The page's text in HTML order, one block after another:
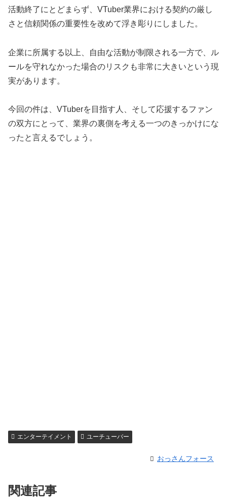
活動終了にとどまらず、VTuber業界における契約の厳し
さと信頼関係の重要性を改めて浮き彫りにしました。
企業に所属する以上、自由な活動が制限される一方で、ル
ールを守れなかった場合のリスクも非常に大きいという現
実があります。
今回の件は、VTuberを目指す人、そして応援するファン
の双方にとって、業界の裏側を考える一つのきっかけにな
ったと言えるでしょう。
エンターテイメント ユーチューバー
おっさんフォース
関連記事